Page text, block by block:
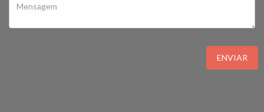
ENVIAR